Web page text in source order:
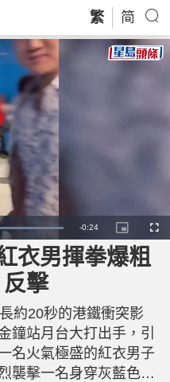
繁 简
R
e
i
n
i
-0:24
P
i
c
u
-
P
i
c
u
r
e
F
u
衣男揮拳爆粗
擊
約20秒的港鐵衝突影
鐘站月台大打出手，引
名火氣極盛的紅衣男子
襲擊一名身穿灰藍色上